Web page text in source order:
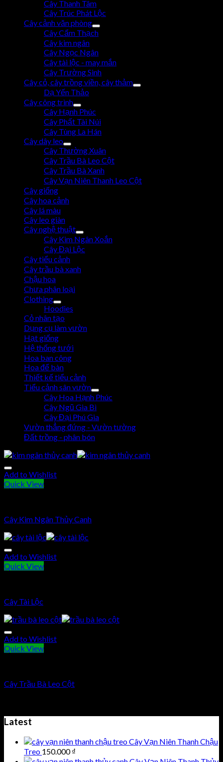
Cây Thanh Tâm
Cây Trúc Phát Lộc
Cây cảnh văn phòng
Cây Cẩm Thạch
Cây kim ngân
Cây Ngọc Ngân
Cây tài lộc - may mắn
Cây Trường Sinh
Cây cỏ, cây trồng viền, cây thảm
Dạ Yến Thảo
Cây công trình
Cây Hạnh Phúc
Cây Phất Tài Núi
Cây Tùng La Hán
Cây dây leo
Cây Thường Xuân
Cây Trầu Bà Leo Cột
Cây Trầu Bà Xanh
Cây Vạn Niên Thanh Leo Cột
Cây giống
Cây hoa cảnh
Cây lá màu
Cây leo giàn
Cây nghệ thuật
Cây Kim Ngân Xoắn
Cây Đại Lộc
Cây tiểu cảnh
Cây trầu bà xanh
Chậu hoa
Chưa phân loại
Clothing
Hoodies
Cỏ nhân tạo
Dụng cụ làm vườn
Hạt giống
Hệ thống tưới
Hoa ban công
Hoa để bàn
Thiết kế tiểu cảnh
Tiểu cảnh sân vườn
Cây Hoa Hạnh Phúc
Cây Ngũ Gia Bì
Cây Đại Phú Gia
Vườn thẳng đứng - Vườn tường
Đất trồng - phân bón
Add to Wishlist
Quick View
Cây Kim Ngân Thủy Canh
Add to Wishlist
Quick View
Cây Tài Lộc
Add to Wishlist
Quick View
Cây Trầu Bà Leo Cột
Latest
Cây Vạn Niên Thanh Chậu
Treo 150.000₫